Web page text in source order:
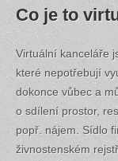
Co je to
Virtuální kanceláře
které nepotřebují
dokonce vůbec a
o sdílení prostor,
popř. nájem. Sídlo
živnostenském